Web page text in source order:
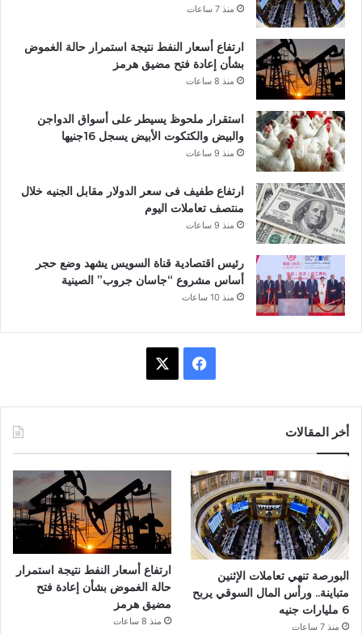
منذ 7 ساعات
ارتفاع أسعار النفط نتيجة استمرار حالة الغموض
بشأن إعادة فتح مضيق هرمز
منذ 8 ساعات
استقرار ملحوظ يسيطر على أسواق الدواجن
والبيض والكتكوت الأبيض يسجل 16جنيها
منذ 9 ساعات
ارتفاع طفيف فى سعر الدولار مقابل الجنيه خلال
منتصف تعاملات اليوم
منذ 9 ساعات
رئيس اقتصادية قناة السويس يشهد وضع حجر
أساس مشروع “جاسان جروب” الصينية
منذ 10 ساعات
و
أخر المقالات
البورصة تنهي تعاملات الإثنين
متباينة.. ورأس المال السوقي يربح
6 مليارات جنيه
منذ 7 ساعات
ارتفاع أسعار النفط نتيجة استمرار
حالة الغموض بشأن إعادة فتح
مضيق هرمز
منذ 8 ساعات